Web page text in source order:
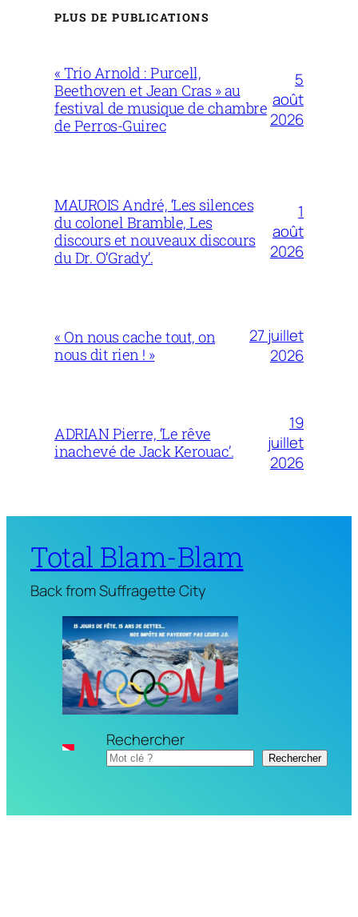
PLUS DE PUBLICATIONS
« Trio Arnold : Purcell,
Beethoven et Jean Cras » au
festival de musique de chambre
de Perros-Guirec
5
août
2026
MAUROIS André, ‘Les silences
du colonel Bramble, Les
discours et nouveaux discours
du Dr. O’Grady’.
1
août
2026
« On nous cache tout, on
nous dit rien ! »
27 juillet
2026
ADRIAN Pierre, ‘Le rêve
inachevé de Jack Kerouac’.
19
juillet
2026
Total Blam-Blam
Back from Suffragette City
Rechercher
Rechercher